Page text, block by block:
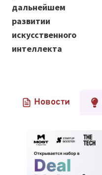
дальнейшем
развитии
искусственного
интеллекта
Новости